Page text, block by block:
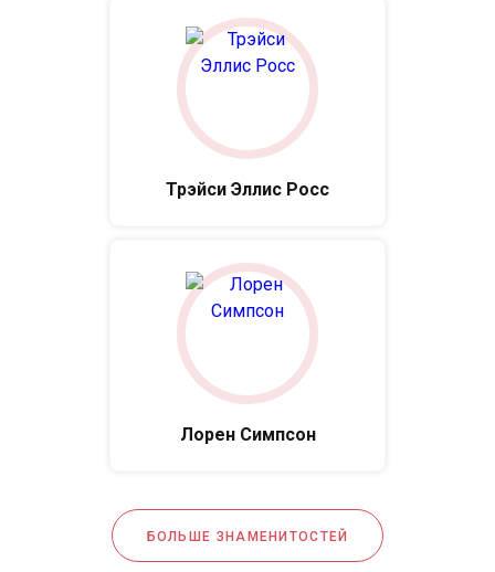
Трэйси Эллис Росс
Лорен Симпсон
БОЛЬШЕ ЗНАМЕНИТОСТЕЙ